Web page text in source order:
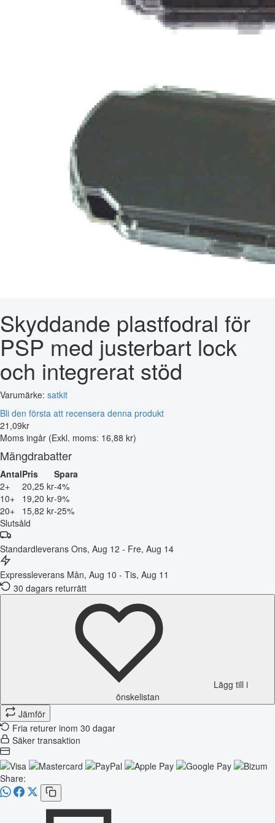
Skyddande plastfodral för
PSP med justerbart lock
och integrerat stöd
Varumärke: satkit
Bli den första att recensera denna produkt
21 ,09kr
Moms ingår (Exkl. moms: 16,88 kr)
Mängdrabatter
AntalPris
Spara
2+
20,25 kr-4%
10+
19,20 kr-9%
20+
15,82 kr-25%
Slutsåld
Standardleverans Ons, Aug 12 - Fre, Aug 14
Expressleverans Mån, Aug 10 - Tis, Aug 11
30 dagars returrätt
Lägg till i
önskelistan
Jämför
Fria returer inom 30 dagar
Säker transaktion
Share: